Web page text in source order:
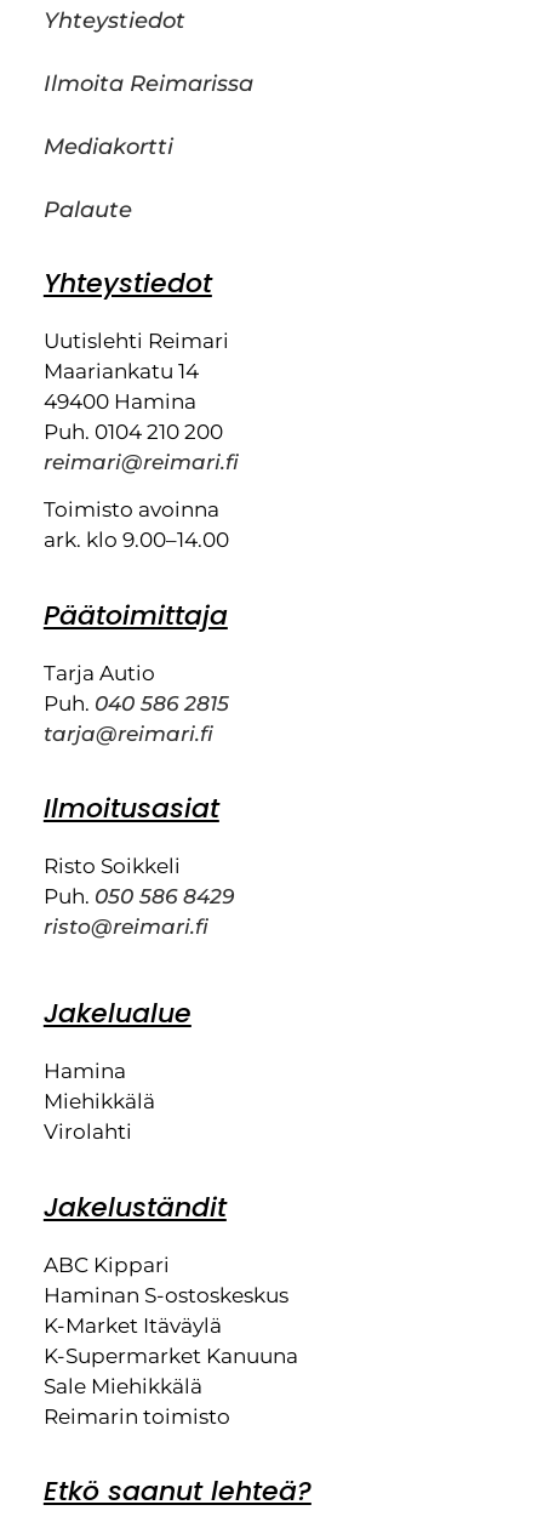
Yhteystiedot
Ilmoita Reimarissa
Mediakortti
Palaute
Yhteystiedot
Uutislehti Reimari
Maariankatu 14
49400 Hamina
Puh. 0104 210 200
reimari@reimari.fi
Toimisto avoinna
ark. klo 9.00–14.00
Päätoimittaja
Tarja Autio
Puh. 040 586 2815
tarja@reimari.fi
Ilmoitusasiat
Risto Soikkeli
Puh. 050 586 8429
risto@reimari.fi
Jakelualue
Hamina
Miehikkälä
Virolahti
Jakeluständit
ABC Kippari
Haminan S-ostoskeskus
K-Market Itäväylä
K-Supermarket Kanuuna
Sale Miehikkälä
Reimarin toimisto
Etkö saanut lehteä?